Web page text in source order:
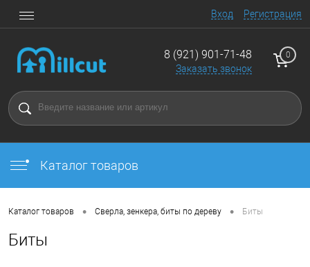
Вход Регистрация
8 (921) 901-71-48
Заказать звонок
0
Каталог товаров
Каталог товаров • Сверла, зенкера, биты по дереву • Биты
Биты